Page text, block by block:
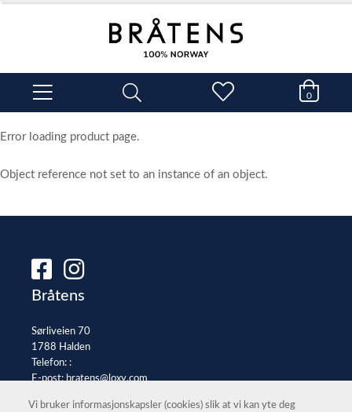
0
Error loading product page.
Object reference not set to an instance of an object.
Bråtens
Sørliveien 70
1788 Halden
Telefon: :
E-post:bratens@loxy.com
Vi bruker informasjonskapsler (cookies) slik at vi kan yte deg